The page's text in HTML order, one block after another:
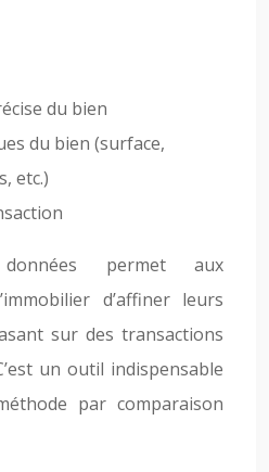
du bien
du bien (surface,
etc.)
permet aux
d’affiner leurs
sur des transactions
un outil indispensable
par comparaison